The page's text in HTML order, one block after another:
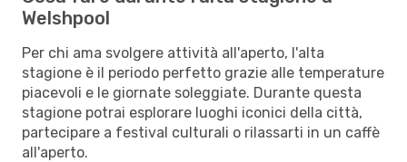
Welshpool
Per chi ama svolgere attività all'aperto, l'alta
stagione è il periodo perfetto grazie alle temperature
piacevoli e le giornate soleggiate. Durante questa
stagione potrai esplorare luoghi iconici della città,
partecipare a festival culturali o rilassarti in un caffè
all'aperto.